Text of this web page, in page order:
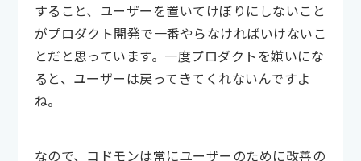
すること、ユーザーを置いてけぼりにしないこと
がプロダクト開発で一番やらなければいけないこ
とだと思っています。一度プロダクトを嫌いにな
ると、ユーザーは戻ってきてくれないんですよ
ね。
なので、コドモンは常にユーザーのために改善の